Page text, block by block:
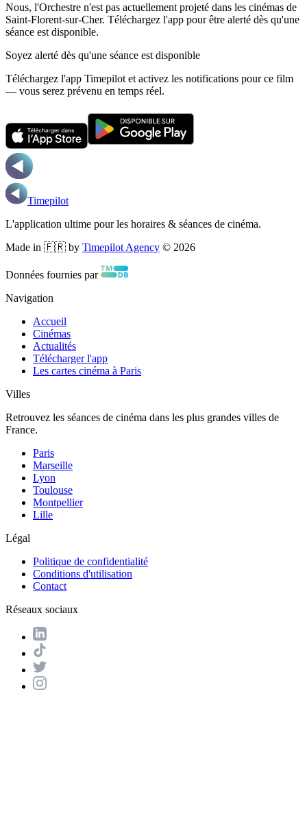
Nous, l'Orchestre n'est pas actuellement projeté dans les cinémas de
Saint-Florent-sur-Cher. Téléchargez l'app pour être alerté dès qu'une
séance est disponible.
Soyez alerté dès qu'une séance est disponible
Téléchargez l'app Timepilot et activez les notifications pour ce film
— vous serez prévenu en temps réel.
Timepilot
L'application ultime pour les horaires & séances de cinéma.
Made in 🇫🇷 by Timepilot Agency © 2026
Données fournies par
Navigation
Accueil
Cinémas
Actualités
Télécharger l'app
Les cartes cinéma à Paris
Villes
Retrouvez les séances de cinéma dans les plus grandes villes de
France.
Paris
Marseille
Lyon
Toulouse
Montpellier
Lille
Légal
Politique de confidentialité
Conditions d'utilisation
Contact
Réseaux sociaux